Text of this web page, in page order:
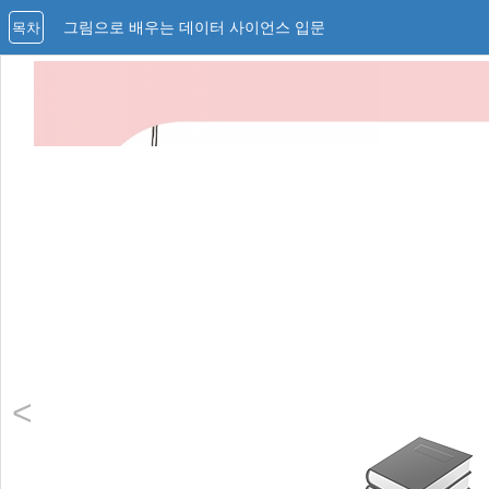
그림으로 배우는 데이터 사이언스 입문
목차
<